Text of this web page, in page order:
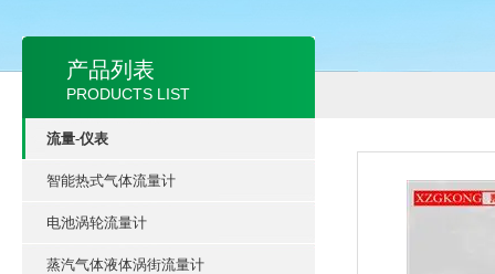
产品列表
PRODUCTS LIST
流量-仪表
智能热式气体流量计
电池涡轮流量计
蒸汽气体液体涡街流量计